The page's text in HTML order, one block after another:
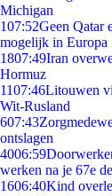
Michigan
107:52Geen Qatar
mogelijk in Europa
1807:49Iran
Hormuz
1107:46Litouwen
Wit-Rusland
607:43
ontslagen
4006:59
werken na je 67e
1606:40Kind